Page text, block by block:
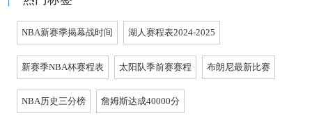
NBA新赛季揭幕战时间 湖人赛程表2024-2025
新赛季NBA杯赛程表 太阳队季前赛赛程 布朗尼最新比赛
NBA历史三分榜 詹姆斯达成40000分